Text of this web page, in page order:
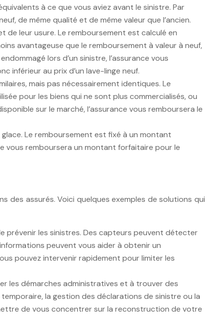
à ce que vous aviez avant le sinistre. Par
de même qualité et de même valeur que l’ancien.
leur usure. Le remboursement est calculé en
avantageuse que le remboursement à valeur à neuf,
lors d’un sinistre, l’assurance vous
inférieur au prix d’un lave-linge neuf.
mais pas nécessairement identiques. Le
pour les biens qui ne sont plus commercialisés, ou
sur le marché, l’assurance vous remboursera le
Le remboursement est fixé à un montant
vous remboursera un montant forfaitaire pour le
des assurés. Voici quelques exemples de solutions qui
les sinistres. Des capteurs peuvent détecter
peuvent vous aider à obtenir un
pouvez intervenir rapidement pour limiter les
les démarches administratives et à trouver des
la gestion des déclarations de sinistre ou la
de vous concentrer sur la reconstruction de votre